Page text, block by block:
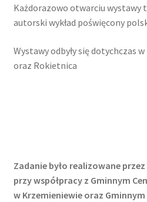
Każdorazowo otwarciu wystawy
autorski wykład poświęcony
Wystawy odbyły się dotychczas
oraz Rokietnica
Zadanie było realizowane
przy współpracy z Gminnym
w Krzemieniewie oraz